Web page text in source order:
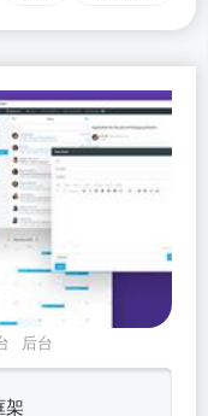
后台
架